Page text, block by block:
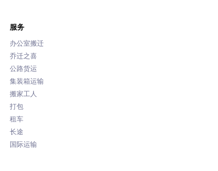
服务
办公室搬迁
乔迁之喜
公路货运
集装箱运输
搬家工人
打包
租车
长途
国际运输